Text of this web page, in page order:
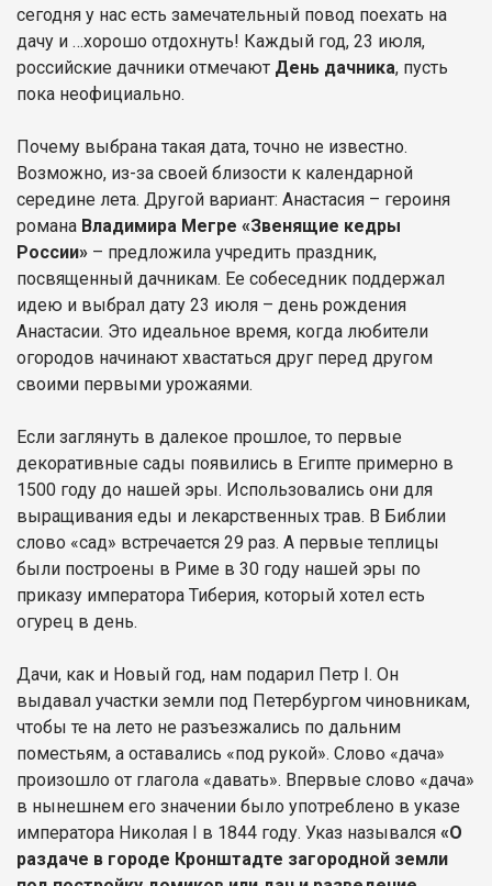
сегодня у нас есть замечательный повод поехать на
дачу и …хорошо отдохнуть! Каждый год, 23 июля,
российские дачники отмечают День дачника, пусть
пока неофициально.
Почему выбрана такая дата, точно не известно.
Возможно, из-за своей близости к календарной
середине лета. Другой вариант: Анастасия – героиня
романа Владимира Мегре «Звенящие кедры
России» – предложила учредить праздник,
посвященный дачникам. Ее собеседник поддержал
идею и выбрал дату 23 июля – день рождения
Анастасии. Это идеальное время, когда любители
огородов начинают хвастаться друг перед другом
своими первыми урожаями.
Если заглянуть в далекое прошлое, то первые
декоративные сады появились в Египте примерно в
1500 году до нашей эры. Использовались они для
выращивания еды и лекарственных трав. В Библии
слово «сад» встречается 29 раз. А первые теплицы
были построены в Риме в 30 году нашей эры по
приказу императора Тиберия, который хотел есть
огурец в день.
Дачи, как и Новый год, нам подарил Петр I. Он
выдавал участки земли под Петербургом чиновникам,
чтобы те на лето не разъезжались по дальним
поместьям, а оставались «под рукой». Слово «дача»
произошло от глагола «давать». Впервые слово «дача»
в нынешнем его значении было употреблено в указе
императора Николая I в 1844 году. Указ назывался «О
раздаче в городе Кронштадте загородной земли